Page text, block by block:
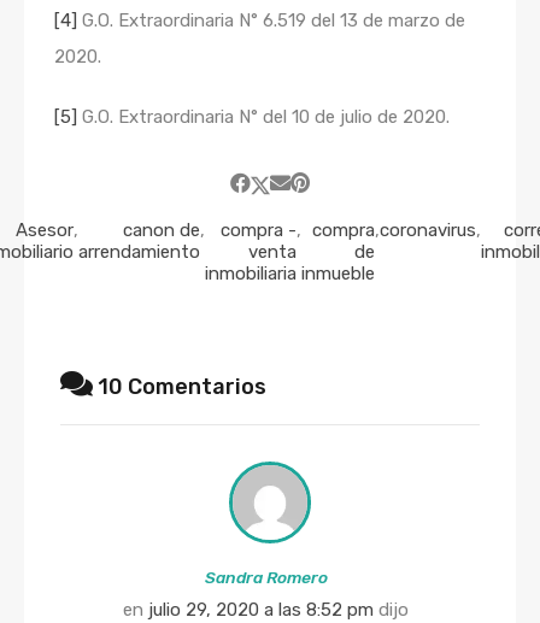
[4] G.O. Extraordinaria N° 6.519 del 13 de marzo de
2020.
[5] G.O. Extraordinaria N° del 10 de julio de 2020.
Asesor,
canon de
arrendamiento
,
compra -
venta
inmobiliaria
, compra
de
inmueble
,coronavirus,
10 Comentarios
Sandra Romero
en julio 29, 2020 a las 8:52 pm dijo